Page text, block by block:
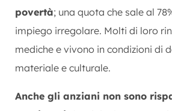
povertà; una quota che sale al
impiego irregolare. Molti di loro
mediche e vivono in condizioni di
materiale e culturale.
Anche gli anziani non sono